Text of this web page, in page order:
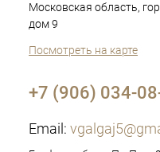
Московская область,
дом 9
Посмотреть на карте
+7 (906) 034-
Email: